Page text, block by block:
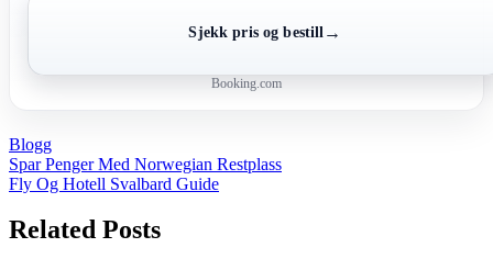
Sjekk pris og bestill →
Booking.com
Blogg
Post
navigation
Spar Penger Med Norwegian Restplass
Fly Og Hotell Svalbard Guide
Related Posts